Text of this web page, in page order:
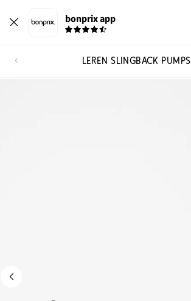
bonprix app
LEREN SLINGBACK PUMPS